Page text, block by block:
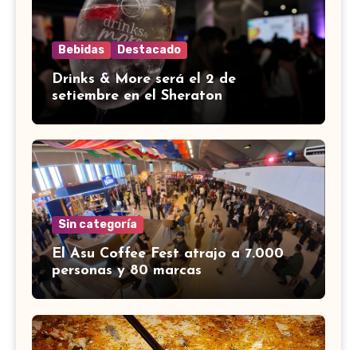
Bebidas Destacado
Drinks & More será el 2 de
setiembre en el Sheraton
Sin categoría
El Asu Coffee Fest atrajo a 7.000
personas y 80 marcas